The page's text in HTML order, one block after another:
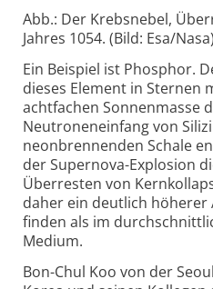
Abb.: Der Krebsnebel,
Jahres 1054. (Bild: Esa/Nasa)
Ein Beispiel ist Phosphor.
dieses Element in Sternen
achtfachen Sonnenmasse
Neutroneneinfang von
neonbrennenden Schale
der Supernova-Explosion
Überresten von
daher ein deutlich höherer
finden als im
Medium.
Bon-Chul Koo von der